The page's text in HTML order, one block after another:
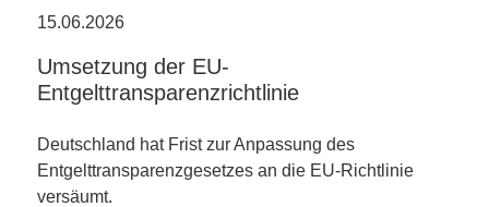
15.06.2026
Umsetzung der EU-
Entgelttransparenzrichtlinie
Deutschland hat Frist zur Anpassung des
Entgelttransparenzgesetzes an die EU-Richtlinie
versäumt.